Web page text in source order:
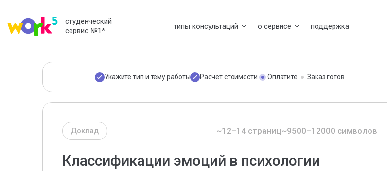
студенческий
сервис №1* типы консультаций о сервисе поддержка
Укажите тип и тему работы Расчет стоимости Оплатите Заказ готов
Доклад ~12–14 страниц~9500–12000 символов
Классификации эмоций в психологии